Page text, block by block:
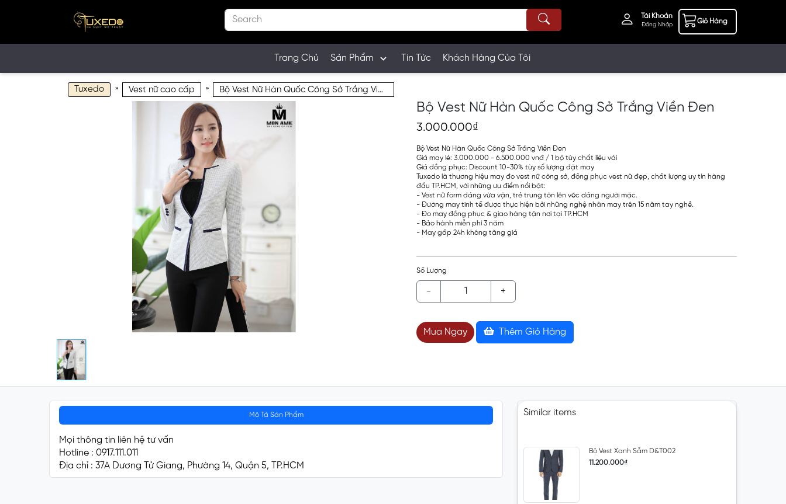
Tài Khoản
Đăng Nhập Giỏ Hàng
Trang Chủ Sản Phẩm Tin Tức Khách Hàng Của Tôi
Tuxedo » Vest nữ cao cấp » Bộ Vest Nữ Hàn Quốc Công Sở Trắng Viền Đen
Bộ Vest Nữ Hàn Quốc Công Sở Trắng Viền Đen
3.000.000₫
Bộ Vest Nữ Hàn Quốc Công Sở Trắng Viền Đen
Giá may lẻ: 3.000.000 - 6.500.000 vnđ / 1 bộ tùy chất liệu vải
Giá đồng phục: Discount 10-30% tùy số lượng đặt may
Tuxedo là thương hiệu may đo vest nữ công sở, đồng phục vest nữ đẹp, chất lượng uy tín hàng
đầu TP.HCM, với những ưu điểm nổi bật:
- Vest nữ form dáng vừa vặn, trẻ trung tôn lên vóc dáng người mặc.
- Đường may tinh tế được thực hiện bởi những nghệ nhân may trên 15 năm tay nghề.
- Đo may đồng phục & giao hàng tận nơi tại TP.HCM
- Bảo hành miễn phí 3 năm
- May gấp 24h không tăng giá
Số Lượng
- +
Mua Ngay Thêm Giỏ Hàng
Mô Tả Sản Phẩm
Mọi thông tin liên hệ tư vấn
Hotline : 0917.111.011
Địa chỉ : 37A Dương Tử Giang, Phường 14, Quận 5, TP.HCM
Similar items
Bộ Vest Xanh Sẫm D&T002
11.200.000₫